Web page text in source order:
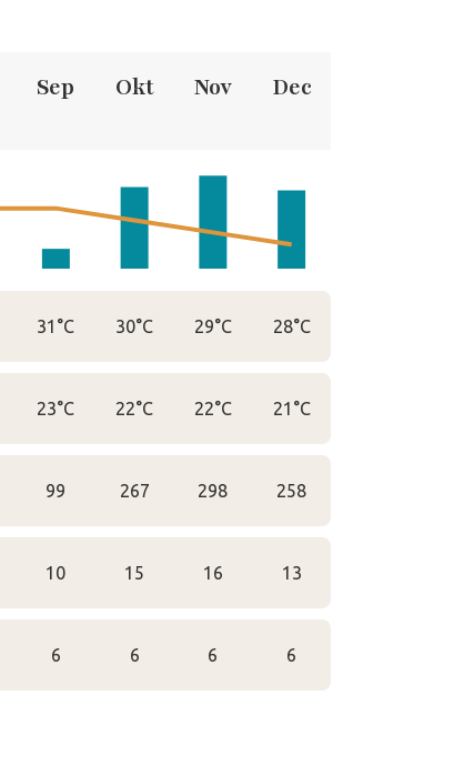
Sep Okt Nov Dec
31°C 30°C 29°C 28°C
23°C 22°C 22°C 21°C
99 267 298 258
10 15 16 13
6 6 6 6